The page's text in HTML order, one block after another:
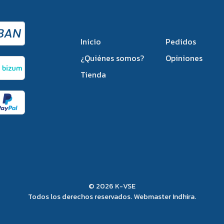
Inicio
¿Quiénes somos?
Tienda
Pedidos
Opiniones
© 2026 K-VSE
Todos los derechos reservados. WebmasterIndhira.